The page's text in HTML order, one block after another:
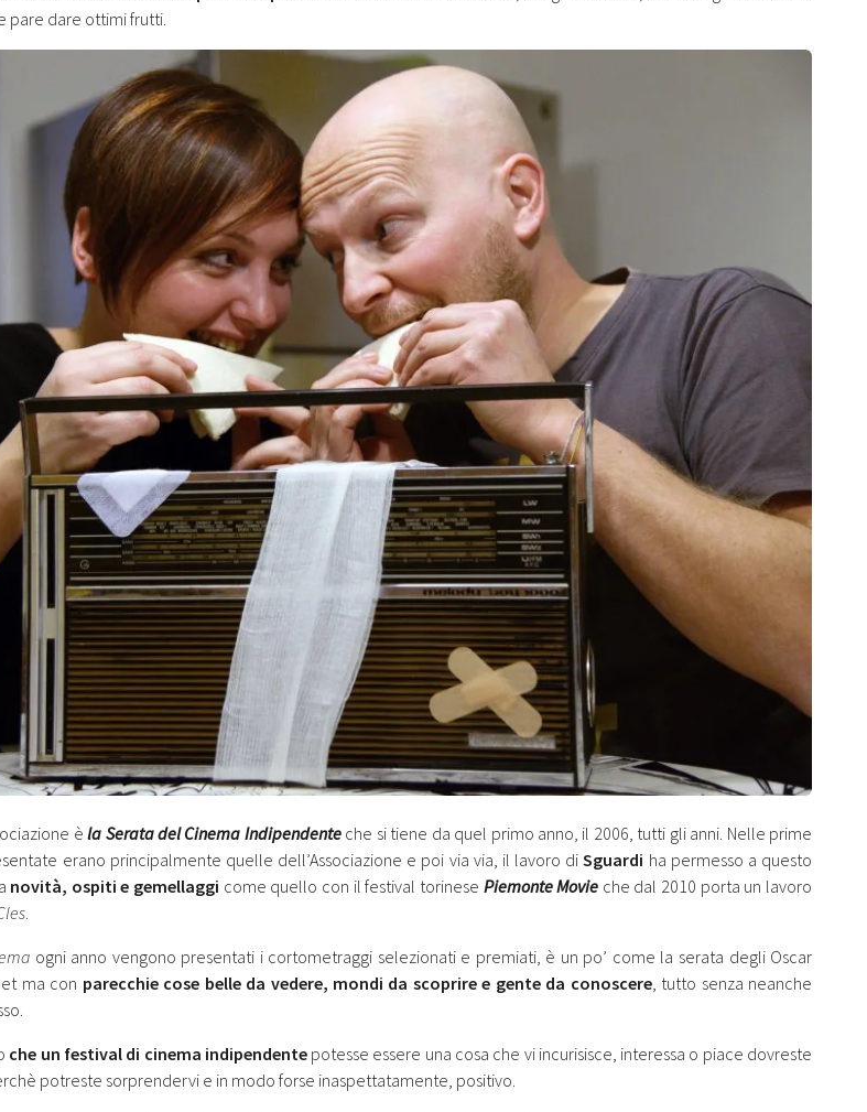
pare dare ottimi frutti.
èla Serata del Cinema Indipendenteche si tiene da quel primo anno, il 2006, tutti gli anni. Nelle prime
erano principalmente quelle dell’Associazione e poi via via, il lavoro diSguardi ha permesso a questo
novità, ospiti e gemellaggi come quello con il festival torinese Piemonte Movie che dal 2010 porta un lavoro
.
ogni anno vengono presentati i cortometraggi selezionati e premiati, è un po’ come la serata degli Oscar
ma con parecchie cose belle da vedere, mondi da scoprire e gente da conoscere, tutto senza neanche
che un festival di cinema indipendentepotesse essere una cosa che vi incurisisce, interessa o piace dovreste
potreste sorprendervi e in modo forse inaspettatamente, positivo.